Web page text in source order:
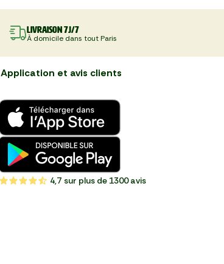
Livraison 7J/7
À domicile dans tout Paris
Application et avis clients
4,7 sur plus de 1300 avis